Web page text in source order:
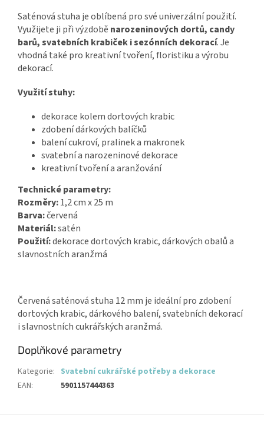
Saténová stuha je oblíbená pro své univerzální použití.
Využijete ji při výzdobě narozeninových dortů, candy
barů, svatebních krabiček i sezónních dekorací. Je
vhodná také pro kreativní tvoření, floristiku a výrobu
dekorací.
Využití stuhy:
dekorace kolem dortových krabic
zdobení dárkových balíčků
balení cukroví, pralinek a makronek
svatební a narozeninové dekorace
kreativní tvoření a aranžování
Technické parametry:
Rozměry:1,2 cm x 25 m
Barva:červená
Materiál:satén
Použití:dekorace dortových krabic, dárkových obalů a
slavnostních aranžmá
Červená saténová stuha 12 mm je ideální pro zdobení
dortových krabic, dárkového balení, svatebních dekorací
i slavnostních cukrářských aranžmá.
Doplňkové parametry
Kategorie: Svatební cukrářské potřeby a dekorace
EAN: 5901157444363